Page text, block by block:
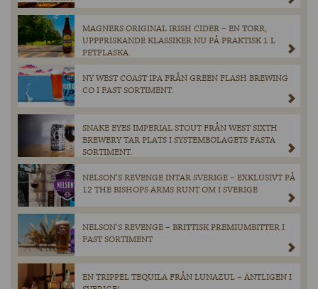
MAGNERS ORIGINAL IRISH CIDER – EN TORR,
UPPFRISKANDE KLASSIKER NU PÅ PRAKTISK 1 L
PETFLASKA.
NY WEST COAST IPA FRÅN GREEN FLASH BREWING
CO I FAST SORTIMENT.
SNAKE EYES IMPERIAL STOUT FRÅN WEST SIXTH
BREWERY TAR PLATS I SYSTEMBOLAGETS FASTA
SORTIMENT.
NELSON’S REVENGE INTAR SVERIGE – EXKLUSIVT PÅ
12 THE BISHOPS ARMS RUNT OM I SVERIGE
NELSON’S REVENGE – BRITTISK PREMIUMBITTER I
FAST SORTIMENT
EN TRIPPEL TEQUILA FRÅN LUNAZUL – ÄNTLIGEN I